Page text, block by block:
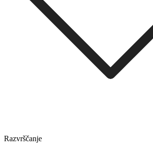
Razvrščanje